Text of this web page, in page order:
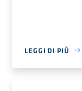
LEGGI DI PIÙ